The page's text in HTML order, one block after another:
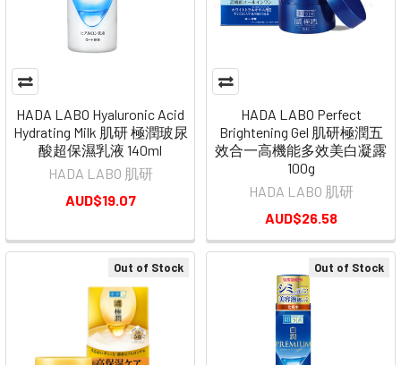
HADA LABO Hyaluronic Acid
Hydrating Milk 肌研 極潤玻尿
酸超保濕乳液 140ml
HADA LABO 肌研
AUD$19.07
HADA LABO Perfect
Brightening Gel 肌研極潤五
效合一高機能多效美白凝露
100g
HADA LABO 肌研
AUD$26.58
Out of Stock Out of Stock